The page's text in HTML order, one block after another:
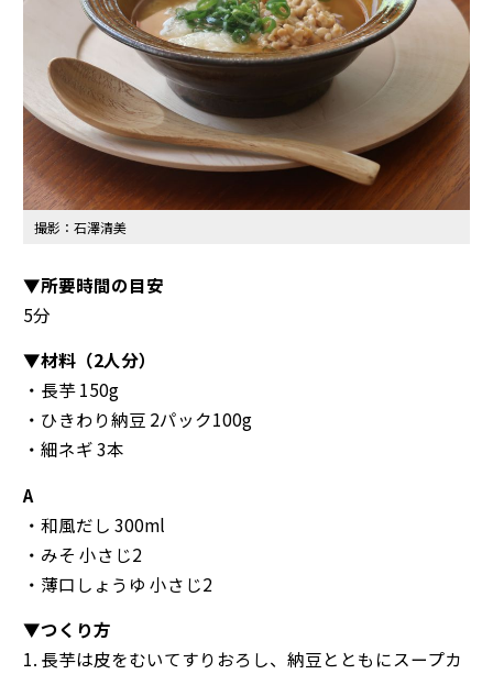
撮影：石澤清美
▼所要時間の目安
5分
▼材料（2人分）
・長芋 150g
・ひきわり納豆 2パック100g
・細ネギ 3本
A
・和風だし 300ml
・みそ 小さじ2
・薄口しょうゆ 小さじ2
▼つくり方
1. 長芋は皮をむいてすりおろし、納豆とともにスープカ